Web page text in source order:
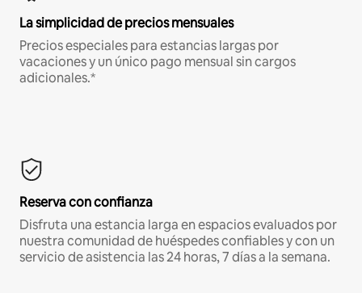
La simplicidad de precios mensuales
Precios especiales para estancias largas por
vacaciones y un único pago mensual sin cargos
adicionales.*
Reserva con confianza
Disfruta una estancia larga en espacios evaluados por
nuestra comunidad de huéspedes confiables y con un
servicio de asistencia las 24 horas, 7 días a la semana.